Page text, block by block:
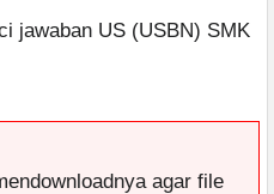
jawaban US (USBN) SMK
agar file